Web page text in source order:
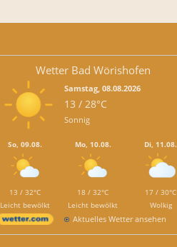
Wetter Bad Wörishofen
Samstag, 08.08.2026
13 / 28°C
Sonnig
So, 09.08.
13 / 32°C
Leicht bewölkt
Mo, 10.08.
18 / 32°C
Leicht bewölkt
Di, 11.08.
17 / 30°C
Wolkig
Aktuelles Wetter ansehen